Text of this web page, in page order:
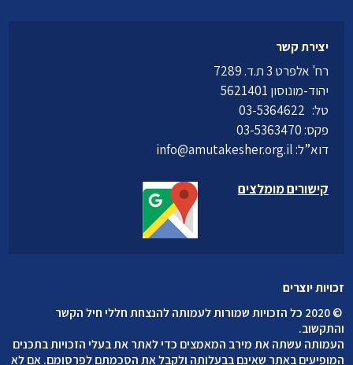
זכויות יוצרים
©
2020 כל הזכויות שמורות לעמותה להנצחת חללי חיל הקשר
והתקשוב.
העמותה עשתה את מירב המאמצים כדי לאתר את בעלי הזכויות בתכנים
המופיעים באתר שאינם בבעלותה ולקבל את הסכמתם לפרסומם. אם לא
יצירת קשר
רח' אלפרט 3 ת.ד. 7289
יהוד-מונוסון 5621401
טל:
פקס: 03-5363470
דוא”ל:info@amutakesher.org.il
קישורים מומלצים